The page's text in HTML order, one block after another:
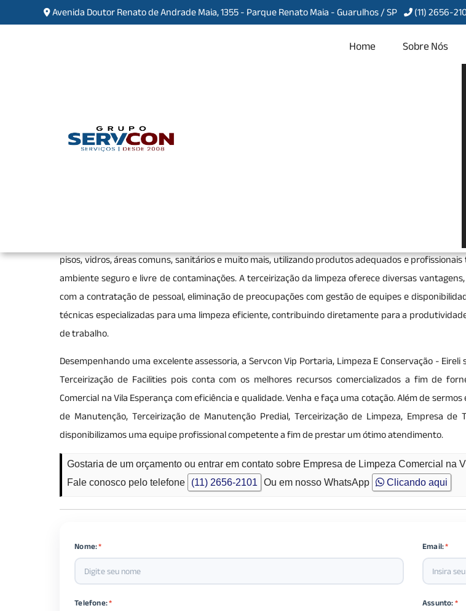
Avenida Doutor Renato de Andrade Maia, 1355 - Parque Renato Maia - Guarulhos / SP (11) 2656-
Home Sobre Nós
Esperança
corporativos, como escritórios, lojas e fábricas, sempre higienizados e organizados. Esse serviço
pisos, vidros, áreas comuns, sanitários e muito mais, utilizando produtos adequados e
ambiente seguro e livre de contaminações. A terceirização da limpeza oferece diversas
com a contratação de pessoal, eliminação de preocupações com gestão de equipes e
técnicas especializadas para uma limpeza eficiente, contribuindo diretamente para a
de trabalho.
Desempenhando uma excelente assessoria, a Servcon Vip Portaria, Limpeza E Conservação -
Terceirização de Facilities pois conta com os melhores recursos comercializados a fim de
Comercial na Vila Esperança com eficiência e qualidade. Venha e faça uma cotação. Além de
de Manutenção, Terceirização de Manutenção Predial, Terceirização de Limpeza, Empresa
disponibilizamos uma equipe profissional competente a fim de prestar um ótimo atendimento.
Gostaria de um orçamento ou entrar em contato sobre Empresa de Limpeza Comercial na
Fale conosco pelo telefone
(11) 2656-2101 Ou em nosso WhatsApp Clicando aqui
Nome:* Email:*
Telefone:* Assunto:*